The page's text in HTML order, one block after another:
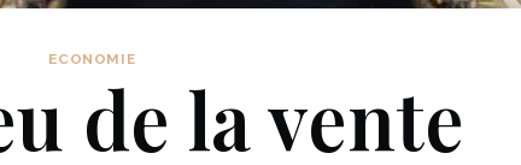
ECONOMIE
de la vente